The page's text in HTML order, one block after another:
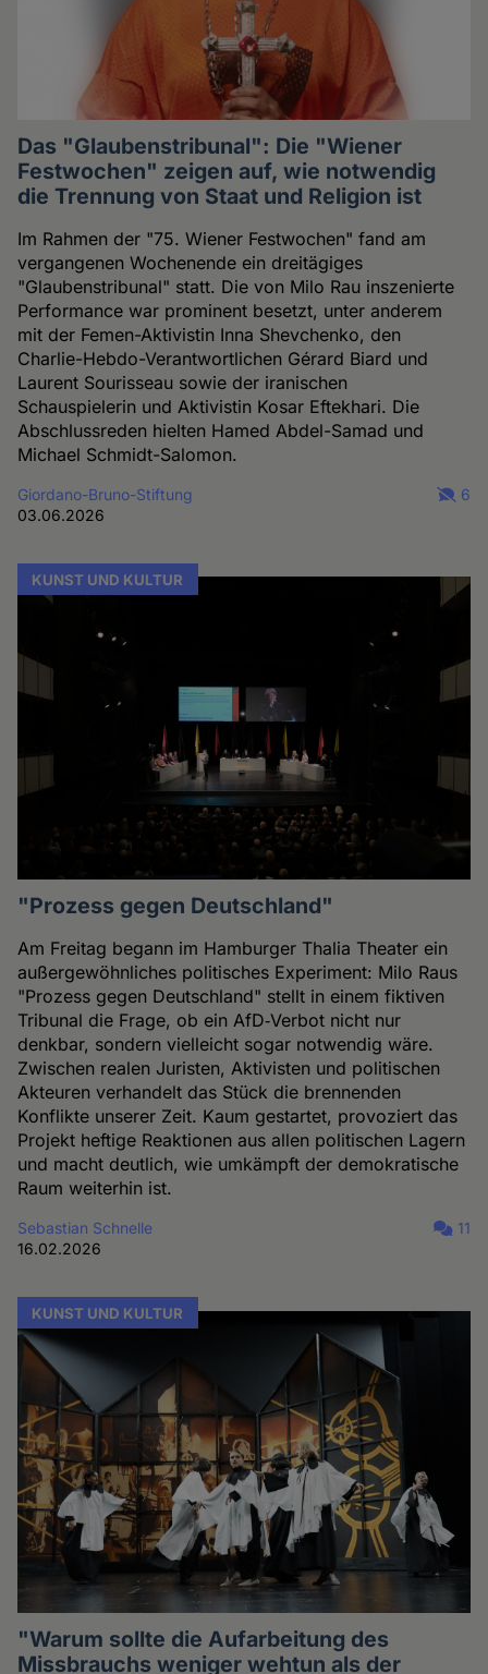
Das "Glaubenstribunal": Die "Wiener
Festwochen" zeigen auf, wie notwendig
die Trennung von Staat und Religion ist
Im Rahmen der "75. Wiener Festwochen" fand am
vergangenen Wochenende ein dreitägiges
"Glaubenstribunal" statt. Die von Milo Rau inszenierte
Performance war prominent besetzt, unter anderem
mit der Femen-Aktivistin Inna Shevchenko, den
Charlie-Hebdo-Verantwortlichen Gérard Biard und
Laurent Sourisseau sowie der iranischen
Schauspielerin und Aktivistin Kosar Eftekhari. Die
Abschlussreden hielten Hamed Abdel-Samad und
Michael Schmidt-Salomon.
Giordano-Bruno-Stiftung
03.06.2026
6
KUNST UND KULTUR
"Prozess gegen Deutschland"
Am Freitag begann im Hamburger Thalia Theater ein
außergewöhnliches politisches Experiment: Milo Raus
"Prozess gegen Deutschland" stellt in einem fiktiven
Tribunal die Frage, ob ein AfD‑Verbot nicht nur
denkbar, sondern vielleicht sogar notwendig wäre.
Zwischen realen Juristen, Aktivisten und politischen
Akteuren verhandelt das Stück die brennenden
Konflikte unserer Zeit. Kaum gestartet, provoziert das
Projekt heftige Reaktionen aus allen politischen Lagern
und macht deutlich, wie umkämpft der demokratische
Raum weiterhin ist.
Sebastian Schnelle
16.02.2026
11
KUNST UND KULTUR
"Warum sollte die Aufarbeitung des
Missbrauchs weniger wehtun als der